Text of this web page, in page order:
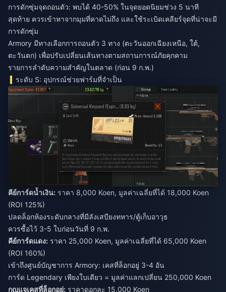
การดักซุ่มจุดถอนตัว: พบได้ 40-50% ในจุดยอดนิยมช่วง 5 นาที
สุดท้าย ควรเข้าหาจากมุมที่คาดไม่ถึง และใช้ระเบิดเคลียร์จุดที่น่าจะมี
การดักซุ่ม
Armory มีทางเลือกการถอนตัว 3 ทาง (ตะวันออกเฉียงเหนือ, ใต้,
ตะวันตก) เพื่อปรับเปลี่ยนเส้นทางตามสถานการณ์ภัยคุกคาม
รายการลำดับความสำคัญในตลาด (ก่อน 9 ก.พ.)
ระดับ S: อุปกรณ์ช่วยฟาร์มที่จำเป็น
คีย์การ์ดน้ำเงิน: ราคา 8,000 Koen, มูลค่าเฉลี่ยที่ได้ 18,000 Koen
(ROI 125%)
ปลดล็อกห้องระดับกลางที่มีลังเสบียงทหาร/ตู้เก็บอาวุธ
ควรซื้อไว้ 3-5 ใบก่อนวันที่ 9 ก.พ.
คีย์การ์ดแดง: ราคา 25,000 Koen, มูลค่าเฉลี่ยที่ได้ 65,000 Koen
(ROI 160%)
เข้าถึงศูนย์บัญชาการ Armory: เคสที่ล็อกอยู่ 3-4 อัน
การ์ด Legendary เพียงใบเดียว = มูลค่าแลกเปลี่ยน 250,000 Koen
กุญแจเคสที่ล็อกอยู่: ราคาดอกละ 15,000 Koen